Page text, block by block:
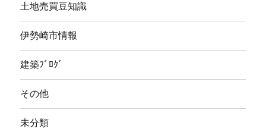
土地売買豆知識
伊勢崎市情報
建築ﾌﾞﾛｸﾞ
その他
未分類